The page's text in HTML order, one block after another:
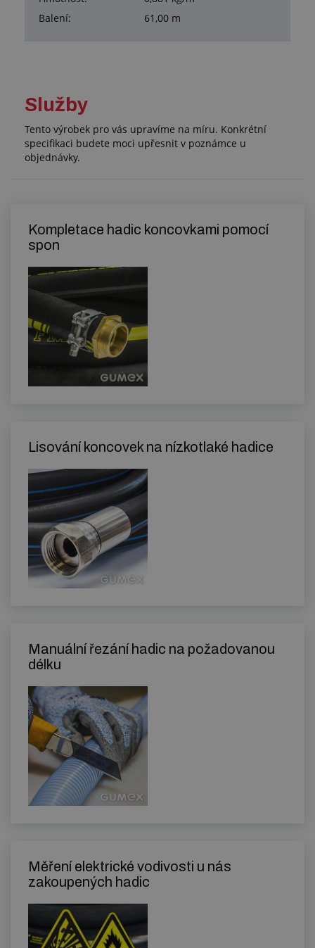
Balení:
61,00 m
Služby
Tento výrobek pro vás upravíme na míru. Konkrétní
specifikaci budete moci upřesnit v poznámce u
objednávky.
Kompletace hadic koncovkami pomocí
spon
Lisování koncovek na nízkotlaké hadice
Manuální řezání hadic na požadovanou
délku
Měření elektrické vodivosti u nás
zakoupených hadic